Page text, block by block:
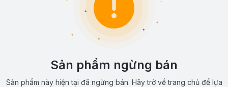
Sản phẩm ngừng bán
Sản phẩm này hiện tại đã ngừng bán. Hãy trở về trang chủ để lựa